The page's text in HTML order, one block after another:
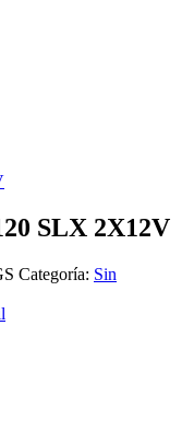
SLX 2X12V
Categoría: Sin